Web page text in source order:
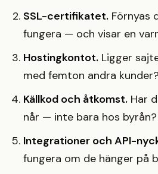
SSL-certifikatet. Förnyas
fungera — och visar en
Hostingkontot. Ligger
med femton andra kunder?
Källkod och åtkomst. Har
når — inte bara hos byrån?
Integrationer och API-
fungera om de hänger på